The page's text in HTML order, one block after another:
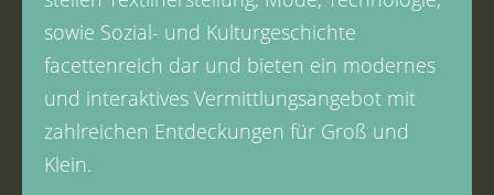
sowie Sozial- und Kulturgeschichte
facettenreich dar und bieten ein modernes
und interaktives Vermittlungsangebot mit
zahlreichen Entdeckungen für Groß und
Klein.